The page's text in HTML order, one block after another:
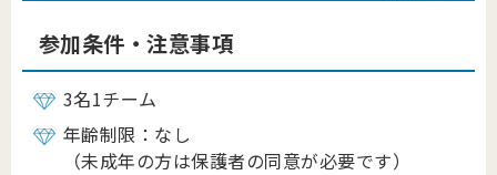
参加条件・注意事項
3名1チーム
年齢制限：なし
（未成年の方は保護者の同意が必要です）